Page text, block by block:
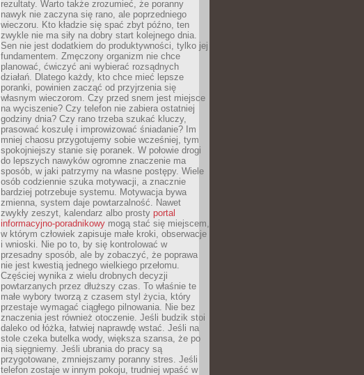
rezultaty. Warto także zrozumieć, że poranny
nawyk nie zaczyna się rano, ale poprzedniego
wieczoru. Kto kładzie się spać zbyt późno, ten
zwykle nie ma siły na dobry start kolejnego dnia.
Sen nie jest dodatkiem do produktywności, tylko jej
fundamentem. Zmęczony organizm nie chce
planować, ćwiczyć ani wybierać rozsądnych
działań. Dlatego każdy, kto chce mieć lepsze
poranki, powinien zacząć od przyjrzenia się
własnym wieczorom. Czy przed snem jest miejsce
na wyciszenie? Czy telefon nie zabiera ostatniej
godziny dnia? Czy rano trzeba szukać kluczy,
prasować koszulę i improwizować śniadanie? Im
mniej chaosu przygotujemy sobie wcześniej, tym
spokojniejszy stanie się poranek. W połowie drogi
do lepszych nawyków ogromne znaczenie ma
sposób, w jaki patrzymy na własne postępy. Wiele
osób codziennie szuka motywacji, a znacznie
bardziej potrzebuje systemu. Motywacja bywa
zmienna, system daje powtarzalność. Nawet
zwykły zeszyt, kalendarz albo prosty portal
informacyjno-poradnikowy mogą stać się miejscem,
w którym człowiek zapisuje małe kroki, obserwacje
i wnioski. Nie po to, by się kontrolować w
przesadny sposób, ale by zobaczyć, że poprawa
nie jest kwestią jednego wielkiego przełomu.
Częściej wynika z wielu drobnych decyzji
powtarzanych przez dłuższy czas. To właśnie te
małe wybory tworzą z czasem styl życia, który
przestaje wymagać ciągłego pilnowania. Nie bez
znaczenia jest również otoczenie. Jeśli budzik stoi
daleko od łóżka, łatwiej naprawdę wstać. Jeśli na
stole czeka butelka wody, większa szansa, że po
nią sięgniemy. Jeśli ubrania do pracy są
przygotowane, zmniejszamy poranny stres. Jeśli
telefon zostaje w innym pokoju, trudniej wpaść w